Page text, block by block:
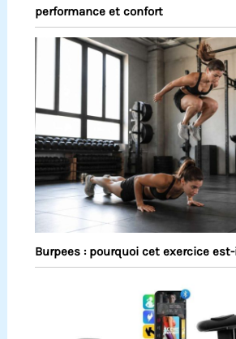
performance et confort
Burpees : pourquoi cet exercice